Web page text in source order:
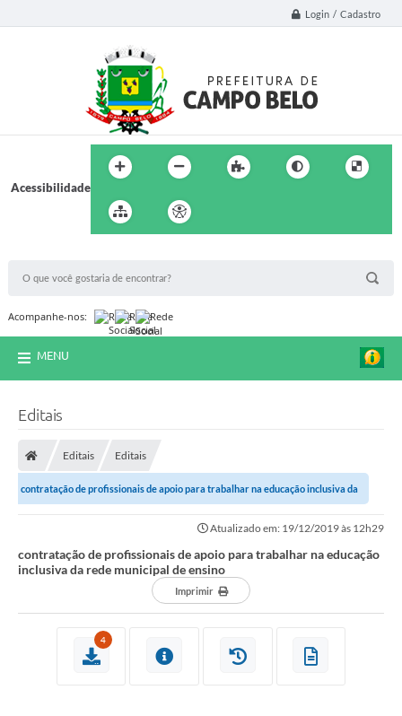
Login / Cadastro
Acessibilidade
Acompanhe-nos:
MENU
Editais
Editais Editais
contratação de profissionais de apoio para trabalhar na educação inclusiva da
Atualizado em: 19/12/2019 às 12h29
contratação de profissionais de apoio para trabalhar na educação
inclusiva da rede municipal de ensino
Imprimir
4